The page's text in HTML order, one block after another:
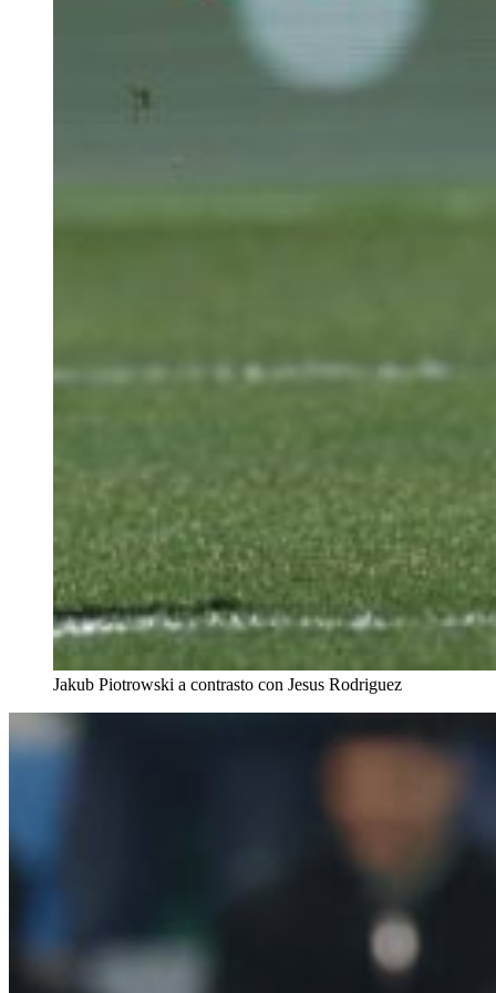
Jakub Piotrowski a contrasto con Jesus Rodriguez